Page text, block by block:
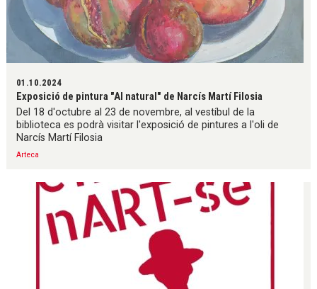
01.10.2024
Exposició de pintura "Al natural" de Narcís Martí Filosia
Del 18 d'octubre al 23 de novembre, al vestíbul de la
biblioteca es podrà visitar l'exposició de pintures a l'oli de
Narcís Martí Filosia
Arteca